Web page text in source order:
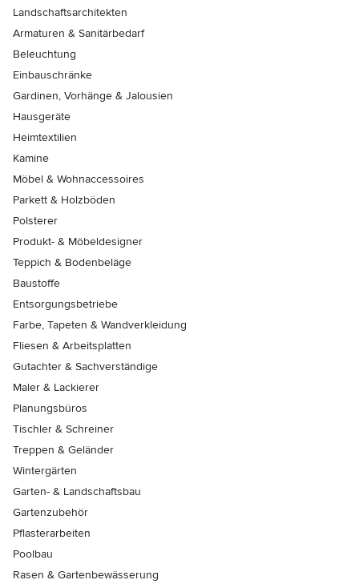
Landschaftsarchitekten
Armaturen & Sanitärbedarf
Beleuchtung
Einbauschränke
Gardinen, Vorhänge & Jalousien
Hausgeräte
Heimtextilien
Kamine
Möbel & Wohnaccessoires
Parkett & Holzböden
Polsterer
Produkt- & Möbeldesigner
Teppich & Bodenbeläge
Baustoffe
Entsorgungsbetriebe
Farbe, Tapeten & Wandverkleidung
Fliesen & Arbeitsplatten
Gutachter & Sachverständige
Maler & Lackierer
Planungsbüros
Tischler & Schreiner
Treppen & Geländer
Wintergärten
Garten- & Landschaftsbau
Gartenzubehör
Pflasterarbeiten
Poolbau
Rasen & Gartenbewässerung